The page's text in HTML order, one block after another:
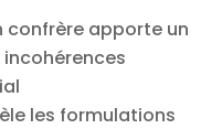
confrère apporte un
les formulations